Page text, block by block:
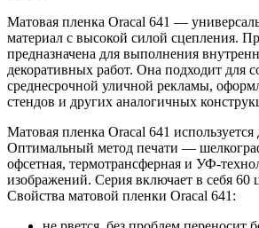
Матовая пленка Oracal 641 —
материал с высокой силой сцепления.
предназначена для выполнения
декоративных работ. Она подходит для
среднесрочной уличной рекламы,
стендов и других аналогичных
Матовая пленка Oracal 641 используется
Оптимальный метод печати —
офсетная, термотрансферная и УФ-
изображений. Серия включает в себя 60
Свойства матовой пленки Oracal 641: